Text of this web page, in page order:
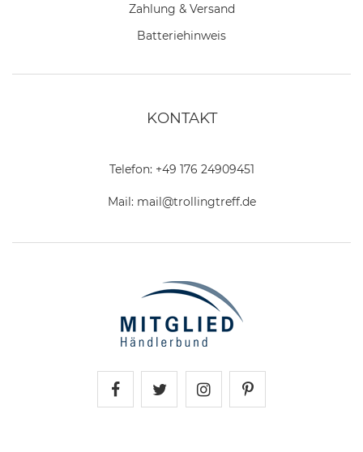
Zahlung & Versand
Batteriehinweis
KONTAKT
Telefon: +49 176 24909451
Mail: mail@trollingtreff.de